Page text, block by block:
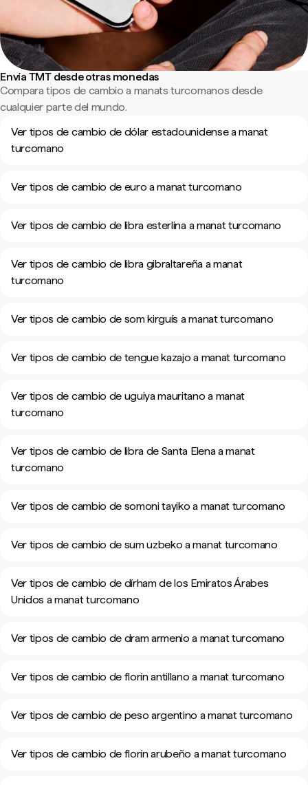
Envía TMT desde otras monedas
Compara tipos de cambio a manats turcomanos desde
cualquier parte del mundo.
Ver tipos de cambio de dólar estadounidense a manat
turcomano
Ver tipos de cambio de euro a manat turcomano
Ver tipos de cambio de libra esterlina a manat turcomano
Ver tipos de cambio de libra gibraltareña a manat
turcomano
Ver tipos de cambio de som kirguís a manat turcomano
Ver tipos de cambio de tengue kazajo a manat turcomano
Ver tipos de cambio de uguiya mauritano a manat
turcomano
Ver tipos de cambio de libra de Santa Elena a manat
turcomano
Ver tipos de cambio de somoni tayiko a manat turcomano
Ver tipos de cambio de sum uzbeko a manat turcomano
Ver tipos de cambio de dírham de los Emiratos Árabes
Unidos a manat turcomano
Ver tipos de cambio de dram armenio a manat turcomano
Ver tipos de cambio de florín antillano a manat turcomano
Ver tipos de cambio de peso argentino a manat turcomano
Ver tipos de cambio de florín arubeño a manat turcomano